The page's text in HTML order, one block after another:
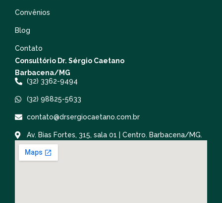
Convênios
Blog
Contato
Consultório Dr. Sérgio Caetano
Barbacena/MG
(32) 3362-9494
(32) 98825-5633
contato@drsergiocaetano.com.br
Av. Bias Fortes, 315, sala 01 | Centro. Barbacena/MG.